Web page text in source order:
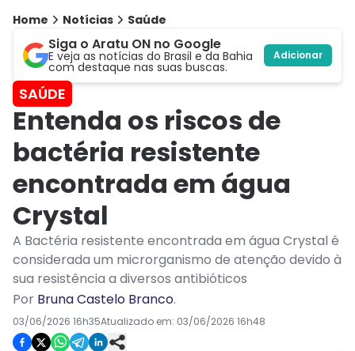
Home Notícias Saúde
Siga o Aratu ON no Google
E veja as notícias do Brasil e da Bahia
com destaque nas suas buscas.
Adicionar
SAÚDE
Entenda os riscos de
bactéria resistente
encontrada em água
Crystal
A Bactéria resistente encontrada em água Crystal é
considerada um microrganismo de atenção devido à
sua resistência a diversos antibióticos
Por Bruna Castelo Branco.
03/06/2026 16h35Atualizado em: 03/06/2026 16h48